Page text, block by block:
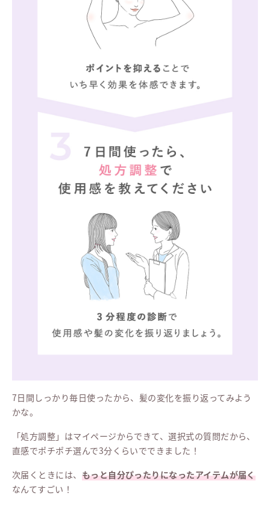
7日間しっかり毎日使ったから、髪の変化を振り返ってみよう
かな。
「処方調整」はマイページからできて、選択式の質問だから、
直感でポチポチ選んで3分くらいでできました！
次届くときには、 もっと自分ぴったりになったアイテムが届く
なんてすごい！